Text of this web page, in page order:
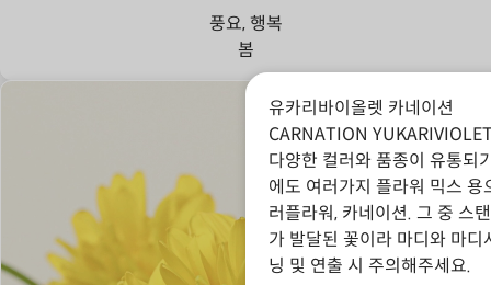
풍요, 행복
봄
유카리바이올렛 카네이션
CARNATION
다양한 컬러와 품종이 유통되
에도 여러가지 플라워 믹스
러플라워, 카네이션. 그 중 스
가 발달된 꽃이라 마디와 마
닝 및 연출 시 주의해주세요.